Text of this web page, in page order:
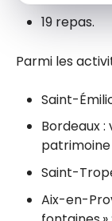
19 repas.
Parmi les
Saint-
Bordeaux
patrimoine
Saint-
Aix-en-